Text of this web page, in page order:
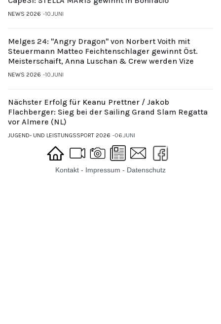
NEWS 2026 10.JUNI
Melges 24: "Angry Dragon" von Norbert Voith mit
Steuermann Matteo Feichtenschlager gewinnt Öst.
Meisterschaift, Anna Luschan & Crew werden Vize
NEWS 2026 10.JUNI
Nächster Erfolg für Keanu Prettner / Jakob
Flachberger: Sieg bei der Sailing Grand Slam Regatta
vor Almere (NL)
JUGEND- UND LEISTUNGSSPORT 2026 06.JUNI
Kontakt - Impressum - Datenschutz